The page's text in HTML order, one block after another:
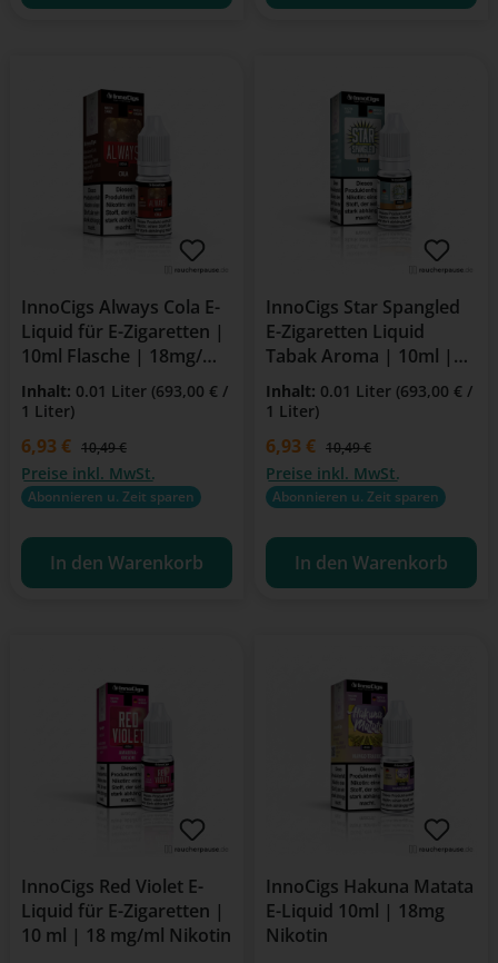
InnoCigs Always Cola E-
Liquid für E-Zigaretten |
10ml Flasche | 18mg/ml
Nikotin
Inhalt: 0.01 Liter (693,00 € /
1 Liter)
Verkaufspreis:
6,93 € Regulärer Preis:
10,49 €
Preise inkl. MwSt.
Abonnieren u. Zeit sparen
In den Warenkorb
InnoCigs Star Spangled
E-Zigaretten Liquid
Tabak Aroma | 10ml |
18mg Nikotin
Inhalt: 0.01 Liter (693,00 € /
1 Liter)
Verkaufspreis:
6,93 € Regulärer Preis:
10,49 €
Preise inkl. MwSt.
Abonnieren u. Zeit sparen
In den Warenkorb
InnoCigs Red Violet E-
Liquid für E-Zigaretten |
10 ml | 18 mg/ml Nikotin
InnoCigs Hakuna Matata
E-Liquid 10ml | 18mg
Nikotin